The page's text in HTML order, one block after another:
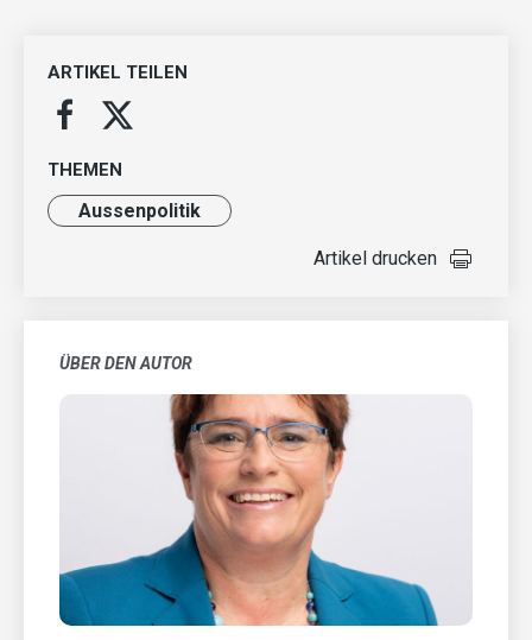
ARTIKEL TEILEN
THEMEN
Aussenpolitik
Artikel drucken
ÜBER DEN AUTOR